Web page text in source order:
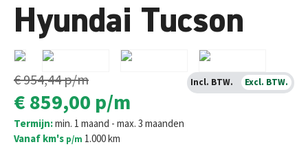
Hyundai Tucson
€ 954,44p/m
€ 859,00 p/m
Termijn:min. 1 maand - max. 3 maanden
Vanaf km's p/m 1.000 km
Incl. BTW. Excl. BTW.